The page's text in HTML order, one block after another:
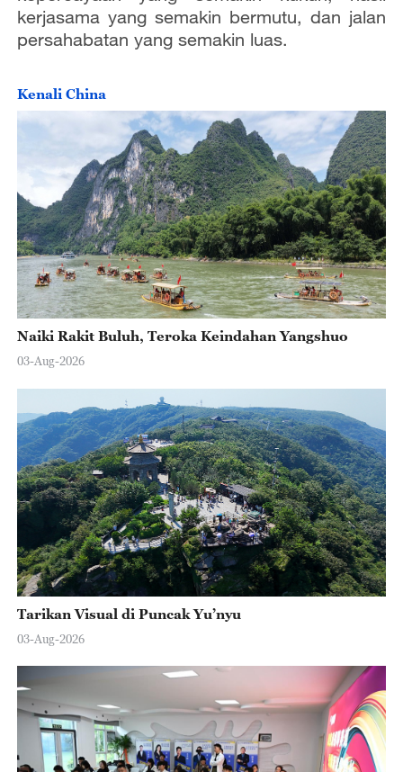
kerjasama yang semakin bermutu, dan jalan
persahabatan yang semakin luas.
Kenali China
Naiki Rakit Buluh, Teroka Keindahan Yangshuo
03-Aug-2026
Tarikan Visual di Puncak Yu’nyu
03-Aug-2026